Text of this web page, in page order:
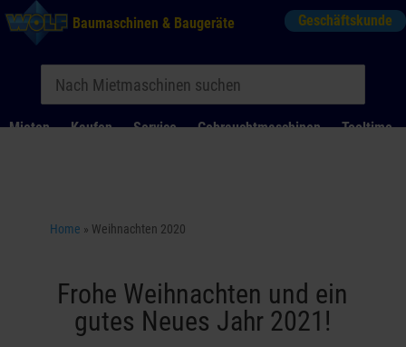
Baumaschinen & Baugeräte Geschäftskunde
Mieten Kaufen Service Gebrauchtmaschinen Tooltime
Home » Weihnachten 2020
Frohe Weihnachten und ein
gutes Neues Jahr 2021!